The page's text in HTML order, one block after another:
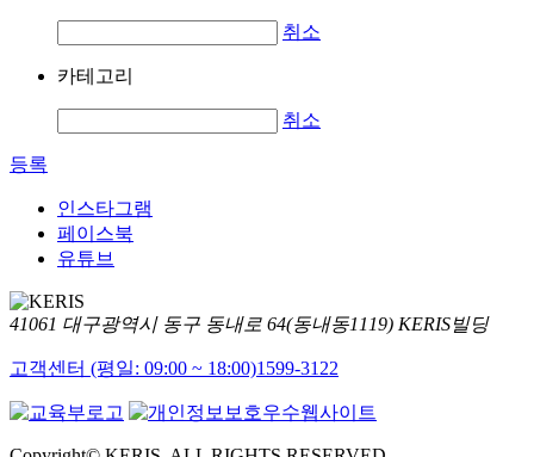
취소
카테고리
취소
등록
인스타그램
페이스북
유튜브
41061 대구광역시 동구 동내로 64(동내동1119) KERIS빌딩
고객센터 (평일: 09:00 ~ 18:00)1599-3122